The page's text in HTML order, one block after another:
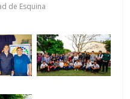
de Esquina